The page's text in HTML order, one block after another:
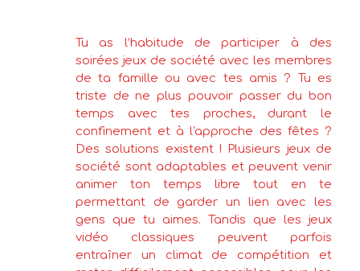
Tu as l’habitude de participer à des
soirées jeux de société avec les membres
de ta famille ou avec tes amis ? Tu es
triste de ne plus pouvoir passer du bon
temps avec tes proches, durant le
confinement et à l'approche des fêtes ?
Des solutions existent ! Plusieurs jeux de
société sont adaptables et peuvent venir
animer ton temps libre tout en te
permettant de garder un lien avec les
gens que tu aimes. Tandis que les jeux
vidéo classiques peuvent parfois
entraîner un climat de compétition et